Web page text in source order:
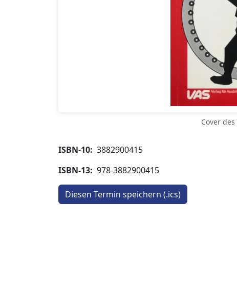
Cover
ISBN-10: 3882900415
ISBN-13: 978-3882900415
Diesen Termin speichern (.ics)